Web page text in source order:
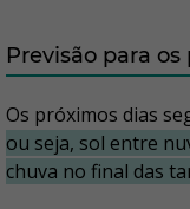
Previsão para
Os próximos dias
ou seja, sol entre
chuva no final das